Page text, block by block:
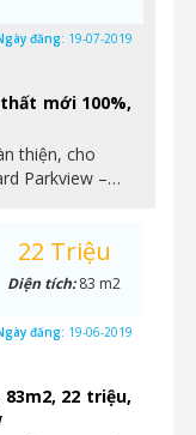
mới 100%,
thiện, cho
Parkview –…
đăng: 19-07-2019
22 triệu,
22 Triệu
Diện tích:83 m2
đăng: 19-06-2019